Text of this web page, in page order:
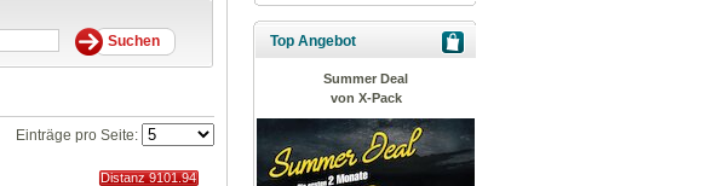
Einträge pro Seite:
Distanz 9101.94
Top Angebot
Summer Deal
von X-Pack